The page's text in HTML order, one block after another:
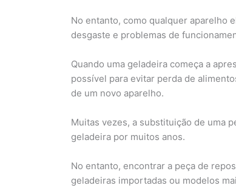
No entanto, como qualquer aparelho
desgaste e problemas de
Quando uma geladeira começa a
possível para evitar perda de
de um novo aparelho.
Muitas vezes, a substituição de uma
geladeira por muitos anos.
No entanto, encontrar a peça de
geladeiras importadas ou modelos